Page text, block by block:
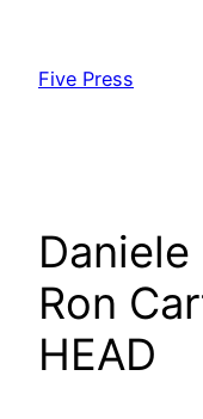
content
Five Press
Ron
HEAD